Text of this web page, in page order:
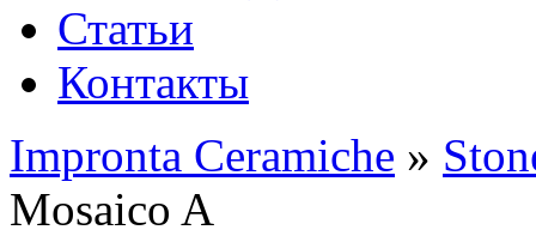
Статьи
Контакты
Impronta Ceramiche »
Mosaico A